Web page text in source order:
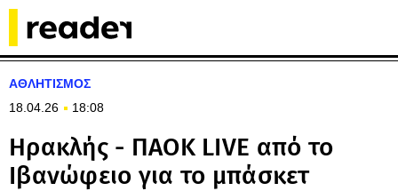
ΑΘΛΗΤΙΣΜΟΣ
18.04.26
18:08
Ηρακλής - ΠΑΟΚ LIVE από το
Ιβανώφειο για το μπάσκετ